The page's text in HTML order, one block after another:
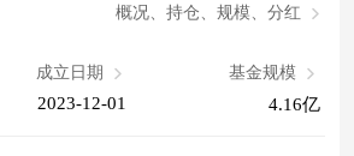
概况、持仓、规模、分红
成立日期
2023-12-01
基金规模
4.16亿